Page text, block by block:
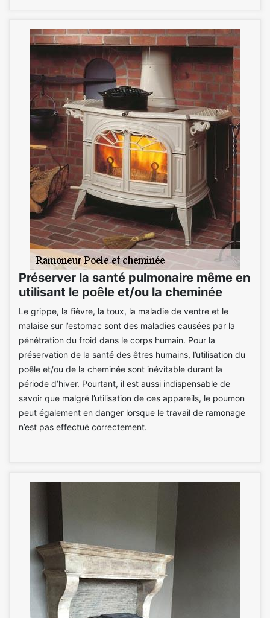
Préserver la santé pulmonaire même en
utilisant le poêle et/ou la cheminée
Le grippe, la fièvre, la toux, la maladie de ventre et le
malaise sur l’estomac sont des maladies causées par la
pénétration du froid dans le corps humain. Pour la
préservation de la santé des êtres humains, l’utilisation du
poêle et/ou de la cheminée sont inévitable durant la
période d’hiver. Pourtant, il est aussi indispensable de
savoir que malgré l’utilisation de ces appareils, le poumon
peut également en danger lorsque le travail de ramonage
n’est pas effectué correctement.